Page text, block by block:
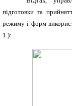
підготовки та
режиму і форм
1.):